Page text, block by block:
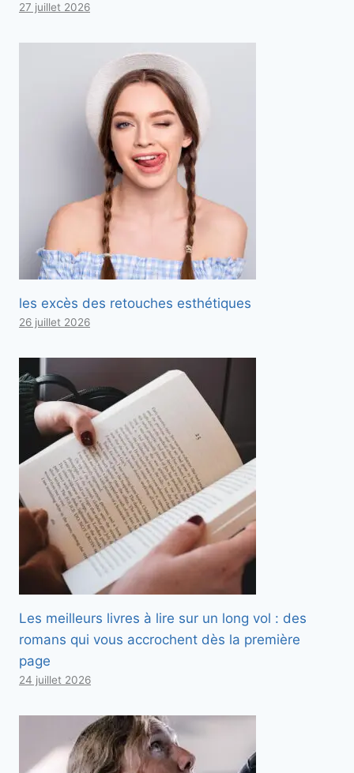
27 juillet 2026
les excès des retouches esthétiques
26 juillet 2026
Les meilleurs livres à lire sur un long vol : des
romans qui vous accrochent dès la première
page
24 juillet 2026